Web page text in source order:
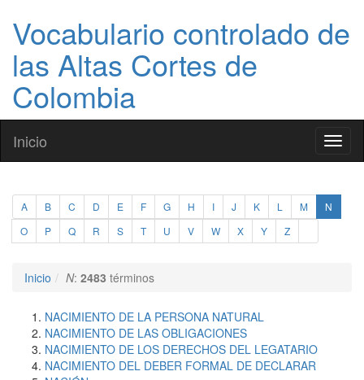
Vocabulario controlado de
las Altas Cortes de
Colombia
Inicio
A B C D E F G H I J K L M
N
O
P Q R S T U V W X Y Z
Inicio N: 2483 términos
NACIMIENTO DE LA PERSONA NATURAL
NACIMIENTO DE LAS OBLIGACIONES
NACIMIENTO DE LOS DERECHOS DEL LEGATARIO
NACIMIENTO DEL DEBER FORMAL DE DECLARAR